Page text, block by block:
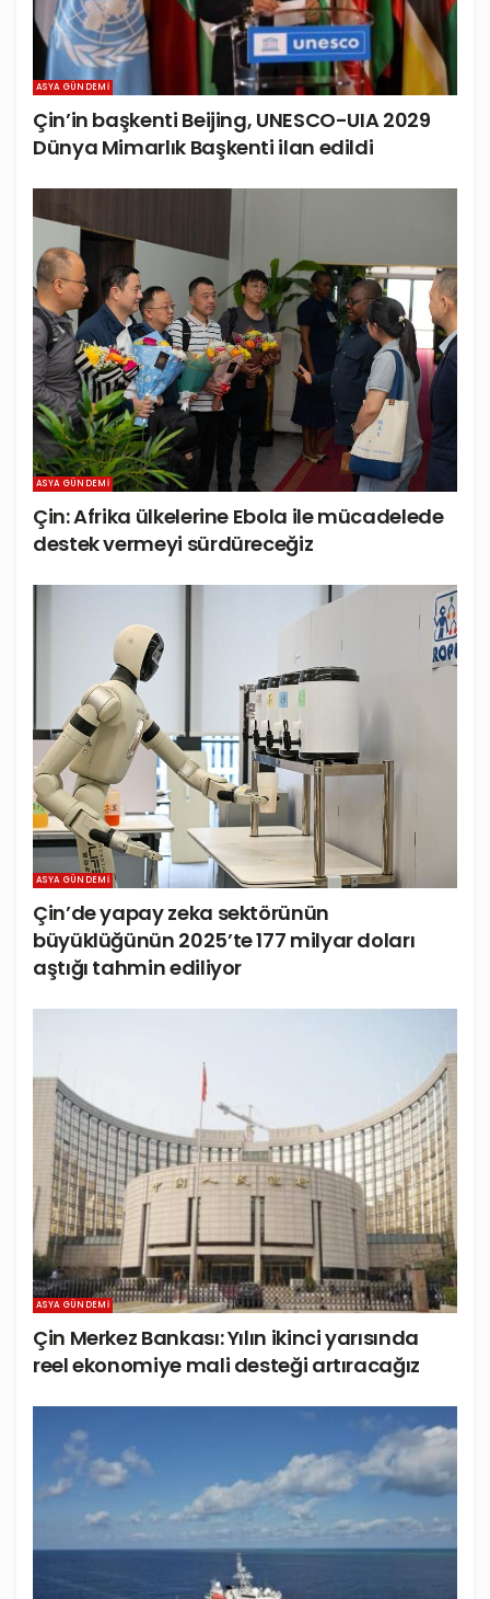
ASYA GÜNDEMI
Çin’in başkenti Beijing, UNESCO-UIA 2029
Dünya Mimarlık Başkenti ilan edildi
ASYA GÜNDEMI
Çin: Afrika ülkelerine Ebola ile mücadelede
destek vermeyi sürdüreceğiz
ASYA GÜNDEMI
Çin’de yapay zeka sektörünün
büyüklüğünün 2025’te 177 milyar doları
aştığı tahmin ediliyor
ASYA GÜNDEMI
Çin Merkez Bankası: Yılın ikinci yarısında
reel ekonomiye mali desteği artıracağız